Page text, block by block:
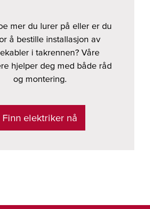
mer du lurer på eller er du
å bestille installasjon av
i takrennen? Våre
hjelper deg med både råd
og montering.
Finn elektriker nå